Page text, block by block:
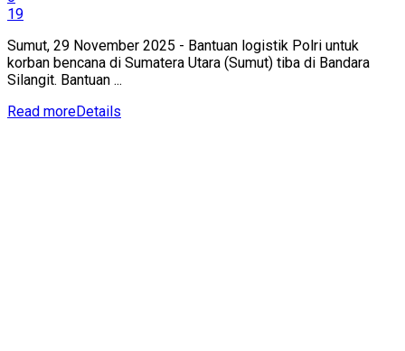
19
Sumut, 29 November 2025 - Bantuan logistik Polri untuk
korban bencana di Sumatera Utara (Sumut) tiba di Bandara
Silangit. Bantuan ...
Read moreDetails